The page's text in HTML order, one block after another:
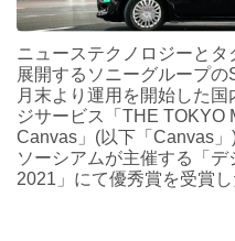
ニューステクノロジーと
展開するソニーグループ
月末より運用を開始した
ジサービス「THE TOKYO
Canvas」(以下「Canvas
ソーシアムが主催する「
2021」にて優秀賞を受賞し